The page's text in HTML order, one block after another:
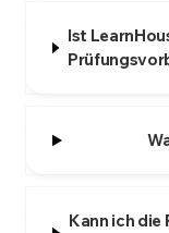
Ist
Kann ich